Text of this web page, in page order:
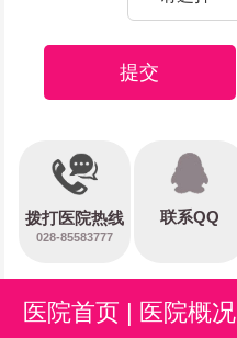
提交
拨打医院热线
028-85583777
联系QQ
医院首页 | 医院概况